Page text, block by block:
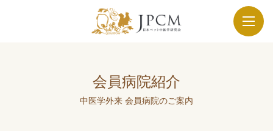
会員病院紹介
中医学外来 会員病院のご案内